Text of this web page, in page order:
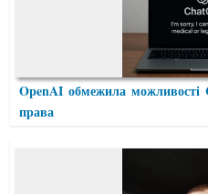
OpenAI обмежила
права